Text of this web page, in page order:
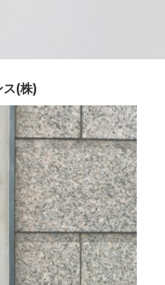
(株)